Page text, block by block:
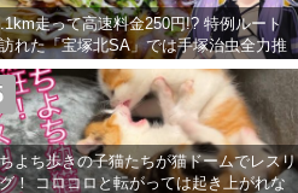
走って高速料金250円!? 特例ルート
れた「宝塚北SA」では手塚治虫全力推
関西グルメが楽しめる！
よち歩きの子猫たちが猫ドームでレスリ
！ コロコロと転がっては起き上がれな